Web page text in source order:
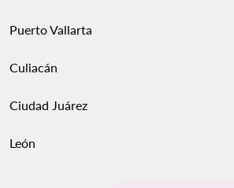
Puerto Vallarta
Culiacán
Ciudad Juárez
León